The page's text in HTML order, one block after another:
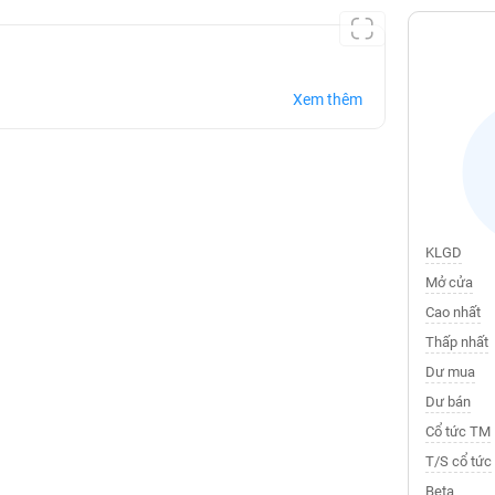
Xem thêm
KLGD
Mở cửa
Cao nhất
Thấp nhất
Dư mua
Dư bán
Cổ tức TM
T/S cổ tức
Beta